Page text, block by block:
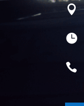


